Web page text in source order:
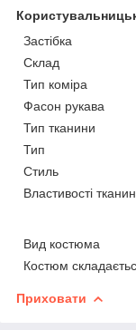
Застібка
Склад
Тип коміра
Фасон рукава
Тип тканини
Тип
Стиль
Властивості
Вид костюма
Костюм
Приховати